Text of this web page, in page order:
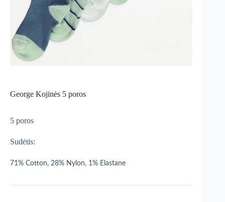
George Kojinės 5 poros
5 poros
Sudėtis:
71% Cotton, 28% Nylon, 1% Elastane